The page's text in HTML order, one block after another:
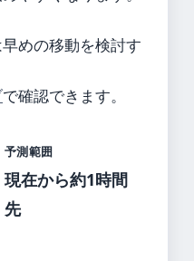
めの移動を検討す
で確認できます。
予測範囲
現在から約1時間
先